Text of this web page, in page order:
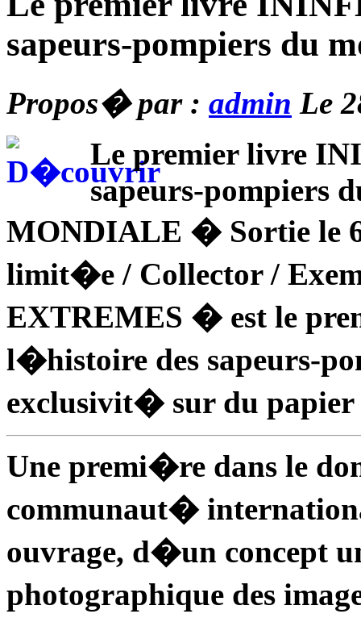
sapeurs-pompiers du
Propos� par : admin Le
Le premier livre
sapeurs-pompiers
MONDIALE � Sortie le
limit�e / Collector /
EXTREMES � est le
l�histoire des sapeurs-
exclusivit� sur du
Une premi�re dans le
communaut�
ouvrage, d�un concept
photographique des